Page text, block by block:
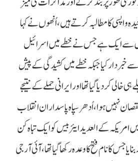
کا مطالبہ کرتے ہیں، اُنھوں نے کہا
سے ایک ہے جس نے خطے میں اسرائیل
کیا جبکہ خطے میں کشیدگی کے پیش
خالی کردیا گیا تھا اور ایرانی حملے کے نتیجے
نقصان نہیں ہوا، اُدھر سپاہ پاسداران انقلاب
امریکہ کے العدید ایئر بیس کو ایک تباہ کن
جس کا نام فتح کا وعدہ رکھا گیا تھا، آئی آر جی